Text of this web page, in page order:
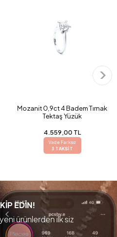
Mozanit 0,9ct 4 Badem Tırnak
Tektaş Yüzük
4.559,00 TL
Vade Farksız
3 TAKSİT
EDİN!
ürünlerden ilk siz